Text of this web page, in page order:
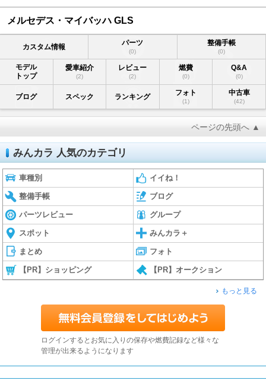
メルセデス・マイバッハ GLS
カスタム情報 パーツ
(0)
整備手帳
(0)
モデル
トップ
愛車紹介
(2)
レビュー
(2)
燃費
(0)
Q&A
(0)
ブログ スペック ランキング フォト
(1)
中古車
(42)
ページの先頭へ ▲
みんカラ 人気のカテゴリ
車種別 イイね！
整備手帳 ブログ
パーツレビュー グループ
スポット みんカラ＋
まとめ フォト
【PR】ショッピング 【PR】オークション
もっと見る
ログインするとお気に入りの保存や燃費記録など様々な
管理が出来るようになります